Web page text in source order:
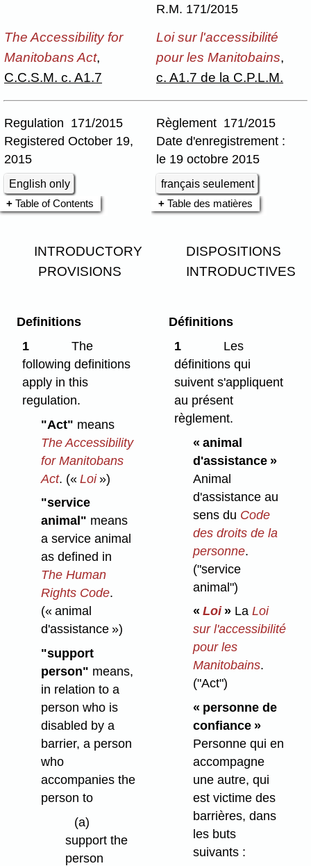
R.M. 171/2015
The Accessibility for
Manitobans Act,
C.C.S.M. c. A1.7
Loi sur l'accessibilité
pour les Manitobains,
c. A1.7 de la C.P.L.M.
Regulation 171/2015
Registered October 19,
2015
English only
Règlement 171/2015
Date d'enregistrement :
le 19 octobre 2015
français seulement
Table of Contents
Table des matières
INTRODUCTORY
PROVISIONS
DISPOSITIONS
INTRODUCTIVES
Definitions
1
The
following definitions
apply in this
regulation.
"Act" means
The Accessibility
for Manitobans
Act. (« Loi»)
"service
animal" means
a service animal
as defined in
The Human
Rights Code.
(« animal
d'assistance »)
"support
person" means,
in relation to a
person who is
disabled by a
barrier, a person
who
accompanies the
person to
(a)
support the
person
Définitions
1
Les
définitions qui
suivent s'appliquent
au présent
règlement.
« animal
d'assistance »
Animal
d'assistance au
sens du Code
des droits de la
personne.
("service
animal")
« Loi»La Loi
sur l'accessibilité
pour les
Manitobains.
("Act")
« personne de
confiance »
Personne qui en
accompagne
une autre, qui
est victime des
barrières, dans
les buts
suivants :